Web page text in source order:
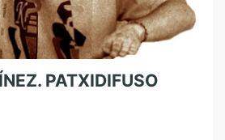
PATXIDIFUSO